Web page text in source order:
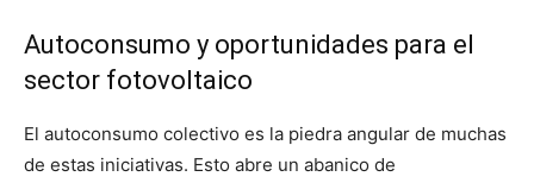
Autoconsumo y oportunidades para el
sector fotovoltaico
El autoconsumo colectivo es la piedra angular de muchas
de estas iniciativas. Esto abre un abanico de